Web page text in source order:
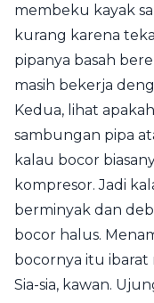
membeku kayak
kurang karena
pipanya basah
masih bekerja
Kedua, lihat
sambungan pipa
kalau bocor
kompresor. Jadi
berminyak dan
bocor halus.
bocornya itu ibarat
Sia-sia, kawan.